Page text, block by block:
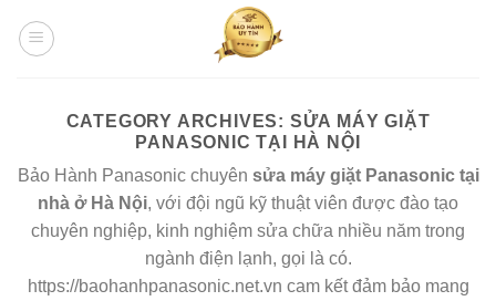
CATEGORY ARCHIVES: SỬA MÁY GIẶT
PANASONIC TẠI HÀ NỘI
Bảo Hành Panasonic chuyên sửa máy giặt Panasonic tại
nhà ở Hà Nội, với đội ngũ kỹ thuật viên được đào tạo
chuyên nghiệp, kinh nghiệm sửa chữa nhiều năm trong
ngành điện lạnh, gọi là có.
https://baohanhpanasonic.net.vn cam kết đảm bảo mang